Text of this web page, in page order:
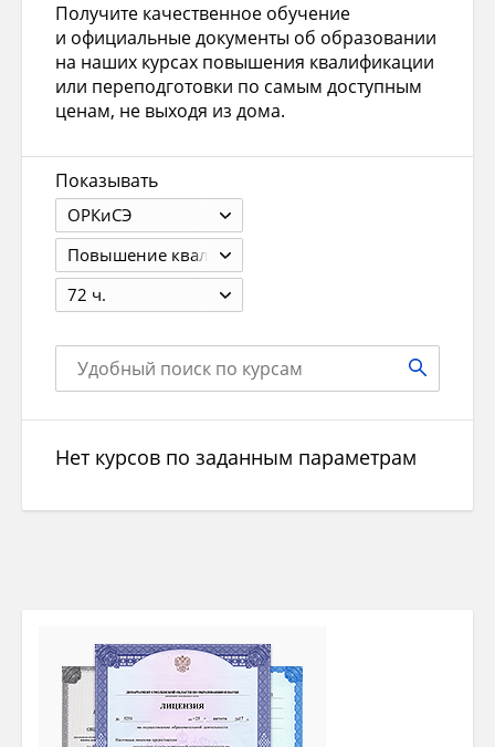
Получите качественное обучение
и официальные документы об образовании
на наших курсах повышения квалификации
или переподготовки по самым доступным
ценам, не выходя из дома.
Показывать
ОРКиСЭ
Повышение квалификации
72 ч.
Нет курсов по заданным параметрам